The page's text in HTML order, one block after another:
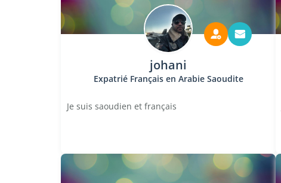
johani
Expatrié Français en Arabie Saoudite
Je suis saoudien et français